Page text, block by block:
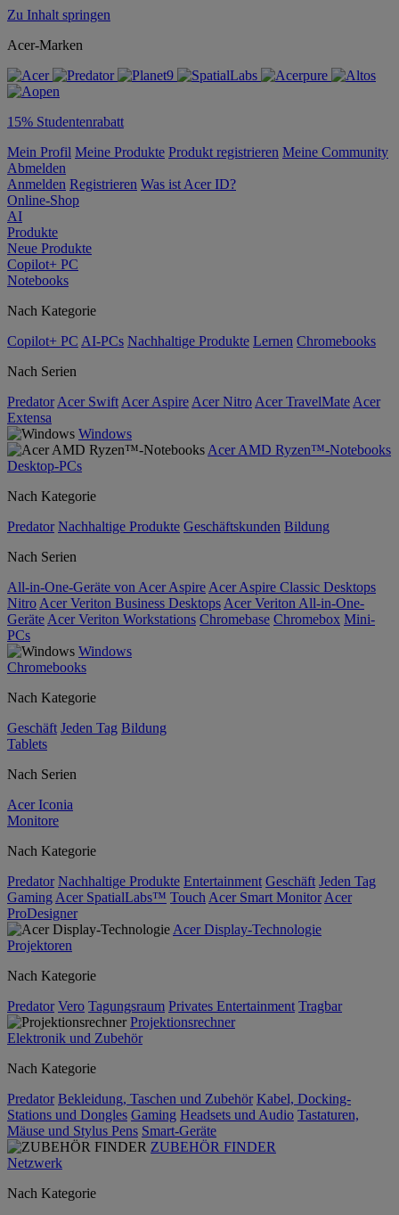
Zu Inhalt springen
Acer-Marken
15% Studentenrabatt
Mein Profil Meine Produkte Produkt registrieren Meine Community
Abmelden
Anmelden Registrieren Was ist Acer ID?
Online-Shop
AI
Produkte
Neue Produkte
Copilot+ PC
Notebooks
Nach Kategorie
Copilot+ PC AI-PCs Nachhaltige Produkte Lernen Chromebooks
Nach Serien
Predator Acer Swift Acer Aspire Acer Nitro Acer TravelMate Acer
Extensa
Windows
Acer AMD Ryzen™-Notebooks
Desktop-PCs
Nach Kategorie
Predator Nachhaltige Produkte Geschäftskunden Bildung
Nach Serien
All-in-One-Geräte von Acer Aspire Acer Aspire Classic Desktops
Nitro Acer Veriton Business Desktops Acer Veriton All-in-One-
Geräte Acer Veriton Workstations Chromebase Chromebox Mini-
PCs
Windows
Chromebooks
Nach Kategorie
Geschäft Jeden Tag Bildung
Tablets
Nach Serien
Acer Iconia
Monitore
Nach Kategorie
Predator Nachhaltige Produkte Entertainment Geschäft Jeden Tag
Gaming Acer SpatialLabs™ Touch Acer Smart Monitor Acer
ProDesigner
Acer Display-Technologie
Projektoren
Nach Kategorie
Predator Vero Tagungsraum Privates Entertainment Tragbar
Projektionsrechner
Elektronik und Zubehör
Nach Kategorie
Predator Bekleidung, Taschen und Zubehör Kabel, Docking-
Stations und Dongles Gaming Headsets und Audio Tastaturen,
Mäuse und Stylus Pens Smart-Geräte
ZUBEHÖR FINDER
Netzwerk
Nach Kategorie